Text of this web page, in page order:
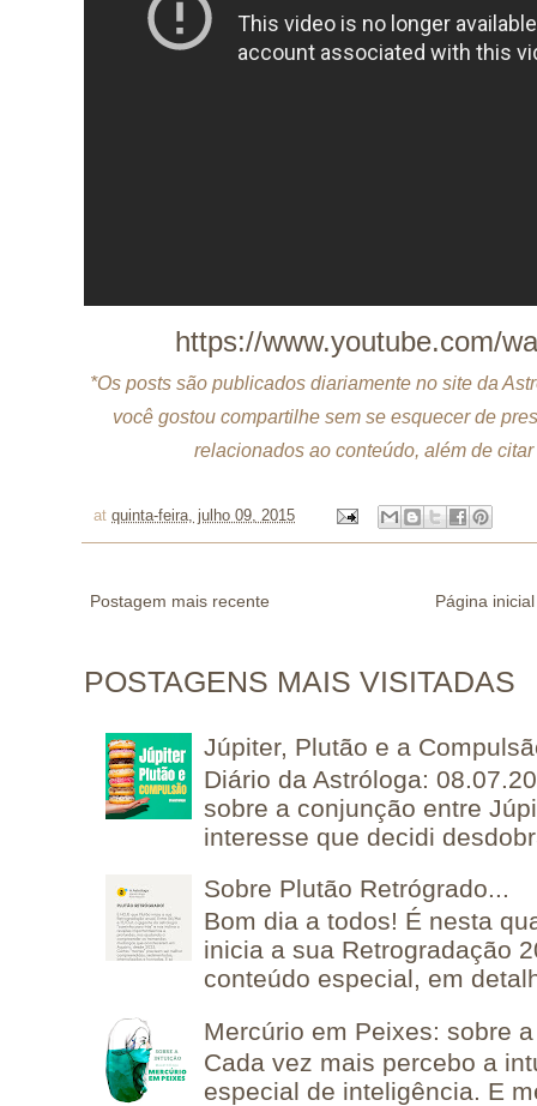
https://www.youtube.com/
*Os posts são publicados diariamente no site da
você gostou compartilhe sem se esquecer de
relacionados ao conteúdo, além de
at quinta-feira, julho 09, 2015
Postagem mais recente Página inicial
POSTAGENS MAIS VISITADAS
Júpiter, Plutão e a
Diário da Astróloga:
sobre a conjunção entre
interesse que decidi
Sobre Plutão Retrógrado...
Bom dia a todos! É nesta
inicia a sua Retrogradação
conteúdo especial, em
Mercúrio em Peixes: sobre
Cada vez mais percebo a
especial de inteligência. E